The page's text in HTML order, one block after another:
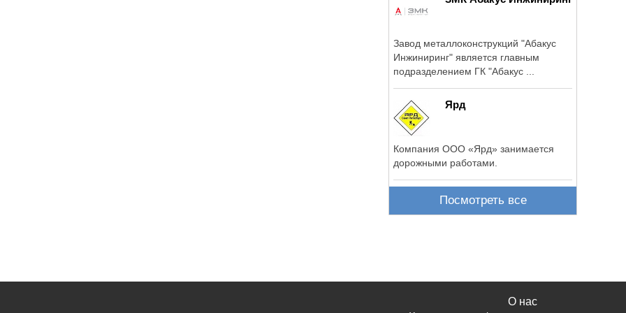
Завод металлоконструкций "Абакус
Инжиниринг" является главным
подразделением ГК "Абакус ...
Ярд
Компания ООО «Ярд» занимается
дорожными работами.
Посмотреть все
О нас